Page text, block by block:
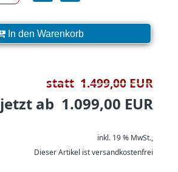
In den Warenkorb
statt 1.499,00 EUR
jetzt ab 1.099,00 EUR
inkl. 19 % MwSt.,
Dieser Artikel ist versandkostenfrei